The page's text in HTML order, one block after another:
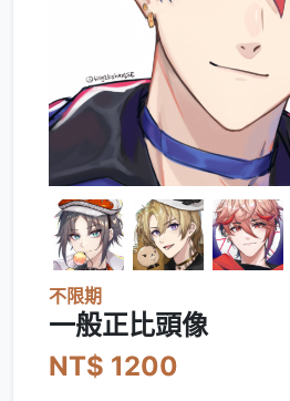
不限期
一般正比頭像
NT$ 1200